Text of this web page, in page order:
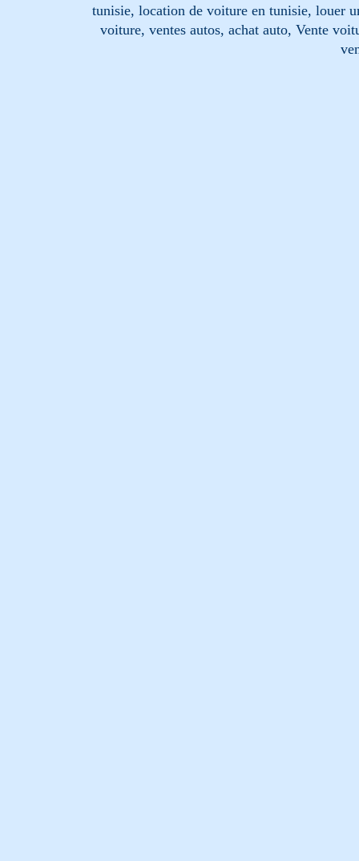
tunisie, location de voiture en tunisie, louer
voiture, ventes autos, achat auto, Vente